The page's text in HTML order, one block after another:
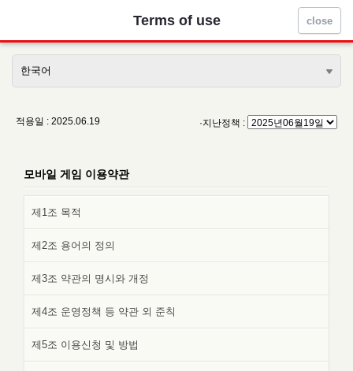
Terms of use close
한국어
적용일 : 2025.06.19 ·지난정책 :